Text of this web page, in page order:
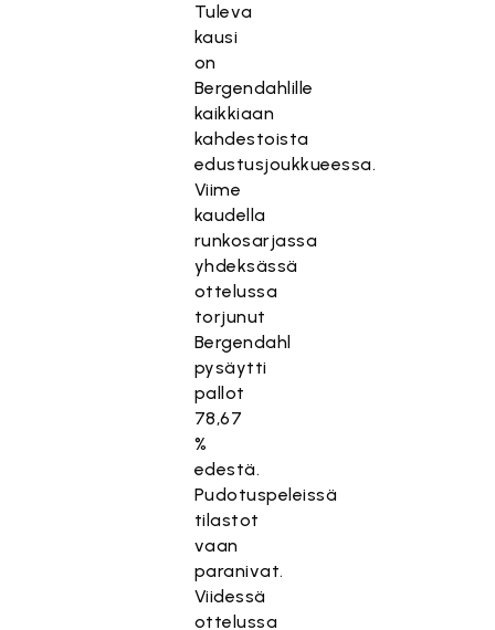
Tuleva
kausi
on
Bergendahlille
kaikkiaan
kahdestoista
edustusjoukkueessa.
Viime
kaudella
runkosarjassa
yhdeksässä
ottelussa
torjunut
Bergendahl
pysäytti
pallot
78,67
%
edestä.
Pudotuspeleissä
tilastot
vaan
paranivat.
Viidessä
ottelussa